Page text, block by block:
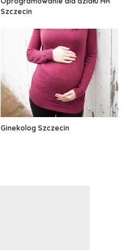
Szczecin
Ginekolog Szczecin